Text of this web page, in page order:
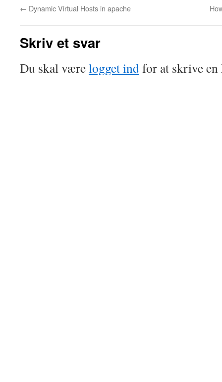
← Dynamic Virtual Hosts in apache
Skriv et svar
Du skal værelogget indfor at skrive en